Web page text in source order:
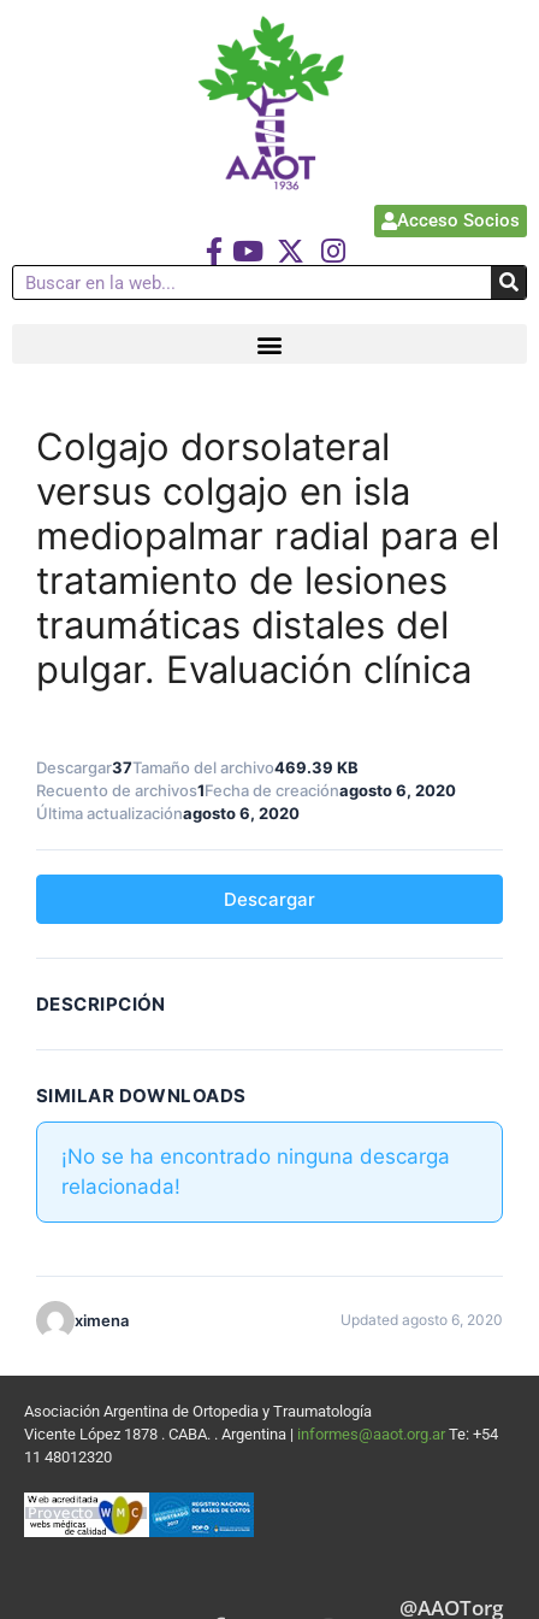
Acceso Socios
Colgajo dorsolateral
versus colgajo en isla
mediopalmar radial para el
tratamiento de lesiones
traumáticas distales del
pulgar. Evaluación clínica
Descargar37Tamaño del archivo469.39 KB
Recuento de archivos1Fecha de creaciónagosto 6, 2020
Última actualizaciónagosto 6, 2020
Descargar
DESCRIPCIÓN
SIMILAR DOWNLOADS
¡No se ha encontrado ninguna descarga
relacionada!
ximena Updated agosto 6, 2020
Asociación Argentina de Ortopedia y Traumatología
Vicente López 1878 . CABA. . Argentina | informes@aaot.org.ar Te: +54
11 48012320
@AAOTorg